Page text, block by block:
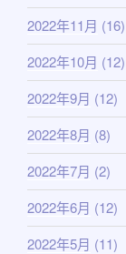
2022年11月 (16)
2022年10月 (12)
2022年9月 (12)
2022年8月 (8)
2022年7月 (2)
2022年6月 (12)
2022年5月 (11)